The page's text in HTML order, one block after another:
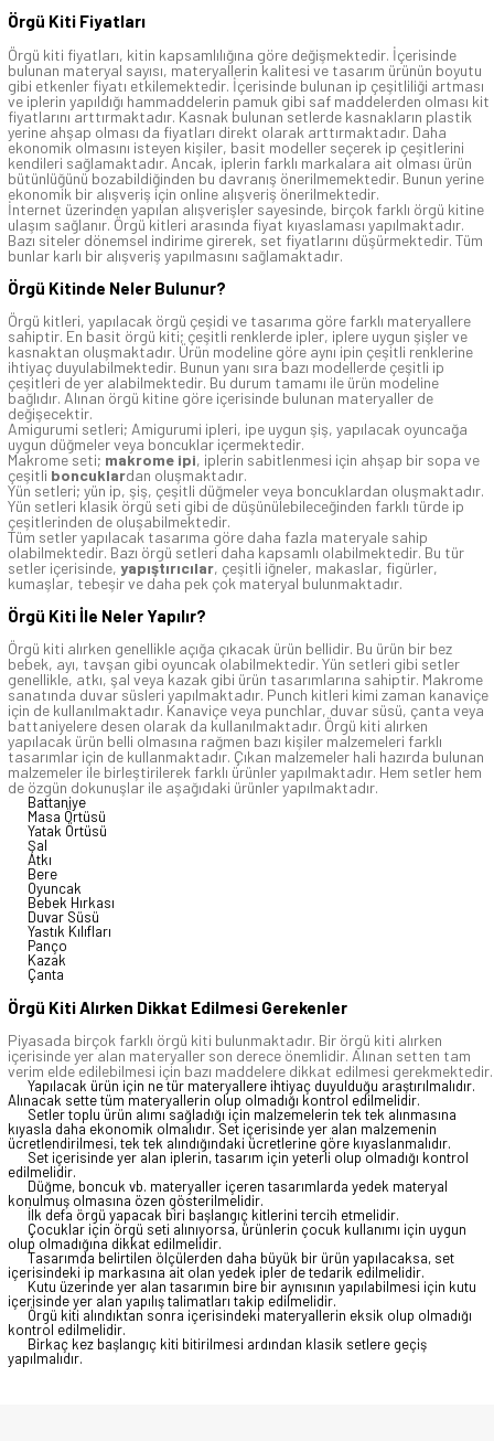
Örgü Kiti Fiyatları
Örgü kiti fiyatları, kitin kapsamlılığına göre değişmektedir. İçerisinde
bulunan materyal sayısı, materyallerin kalitesi ve tasarım ürünün boyutu
gibi etkenler fiyatı etkilemektedir. İçerisinde bulunan ip çeşitliliği artması
ve iplerin yapıldığı hammaddelerin pamuk gibi saf maddelerden olması kit
fiyatlarını arttırmaktadır. Kasnak bulunan setlerde kasnakların plastik
yerine ahşap olması da fiyatları direkt olarak arttırmaktadır. Daha
ekonomik olmasını isteyen kişiler, basit modeller seçerek ip çeşitlerini
kendileri sağlamaktadır. Ancak, iplerin farklı markalara ait olması ürün
bütünlüğünü bozabildiğinden bu davranış önerilmemektedir. Bunun yerine
ekonomik bir alışveriş için online alışveriş önerilmektedir.
İnternet üzerinden yapılan alışverişler sayesinde, birçok farklı örgü kitine
ulaşım sağlanır. Örgü kitleri arasında fiyat kıyaslaması yapılmaktadır.
Bazı siteler dönemsel indirime girerek, set fiyatlarını düşürmektedir. Tüm
bunlar karlı bir alışveriş yapılmasını sağlamaktadır.
Örgü Kitinde Neler Bulunur?
Örgü kitleri, yapılacak örgü çeşidi ve tasarıma göre farklı materyallere
sahiptir. En basit örgü kiti; çeşitli renklerde ipler, iplere uygun şişler ve
kasnaktan oluşmaktadır. Ürün modeline göre aynı ipin çeşitli renklerine
ihtiyaç duyulabilmektedir. Bunun yanı sıra bazı modellerde çeşitli ip
çeşitleri de yer alabilmektedir. Bu durum tamamı ile ürün modeline
bağlıdır. Alınan örgü kitine göre içerisinde bulunan materyaller de
değişecektir.
Amigurumi setleri; Amigurumi ipleri, ipe uygun şiş, yapılacak oyuncağa
uygun düğmeler veya boncuklar içermektedir.
Makrome seti; makrome ipi, iplerin sabitlenmesi için ahşap bir sopa ve
çeşitli boncuklardan oluşmaktadır.
Yün setleri; yün ip, şiş, çeşitli düğmeler veya boncuklardan oluşmaktadır.
Yün setleri klasik örgü seti gibi de düşünülebileceğinden farklı türde ip
çeşitlerinden de oluşabilmektedir.
Tüm setler yapılacak tasarıma göre daha fazla materyale sahip
olabilmektedir. Bazı örgü setleri daha kapsamlı olabilmektedir. Bu tür
setler içerisinde, yapıştırıcılar, çeşitli iğneler, makaslar, figürler,
kumaşlar, tebeşir ve daha pek çok materyal bulunmaktadır.
Örgü Kiti İle Neler Yapılır?
Örgü kiti alırken genellikle açığa çıkacak ürün bellidir. Bu ürün bir bez
bebek, ayı, tavşan gibi oyuncak olabilmektedir. Yün setleri gibi setler
genellikle, atkı, şal veya kazak gibi ürün tasarımlarına sahiptir. Makrome
sanatında duvar süsleri yapılmaktadır. Punch kitleri kimi zaman kanaviçe
için de kullanılmaktadır. Kanaviçe veya punchlar, duvar süsü, çanta veya
battaniyelere desen olarak da kullanılmaktadır. Örgü kiti alırken
yapılacak ürün belli olmasına rağmen bazı kişiler malzemeleri farklı
tasarımlar için de kullanmaktadır. Çıkan malzemeler hali hazırda bulunan
malzemeler ile birleştirilerek farklı ürünler yapılmaktadır. Hem setler hem
de özgün dokunuşlar ile aşağıdaki ürünler yapılmaktadır.
Battaniye
Masa Örtüsü
Yatak Örtüsü
Şal
Atkı
Bere
Oyuncak
Bebek Hırkası
Duvar Süsü
Yastık Kılıfları
Panço
Kazak
Çanta
Örgü Kiti Alırken Dikkat Edilmesi Gerekenler
Piyasada birçok farklı örgü kiti bulunmaktadır. Bir örgü kiti alırken
içerisinde yer alan materyaller son derece önemlidir. Alınan setten tam
verim elde edilebilmesi için bazı maddelere dikkat edilmesi gerekmektedir.
Yapılacak ürün için ne tür materyallere ihtiyaç duyulduğu araştırılmalıdır.
Alınacak sette tüm materyallerin olup olmadığı kontrol edilmelidir.
Setler toplu ürün alımı sağladığı için malzemelerin tek tek alınmasına
kıyasla daha ekonomik olmalıdır. Set içerisinde yer alan malzemenin
ücretlendirilmesi, tek tek alındığındaki ücretlerine göre kıyaslanmalıdır.
Set içerisinde yer alan iplerin, tasarım için yeterli olup olmadığı kontrol
edilmelidir.
Düğme, boncuk vb. materyaller içeren tasarımlarda yedek materyal
konulmuş olmasına özen gösterilmelidir.
İlk defa örgü yapacak biri başlangıç kitlerini tercih etmelidir.
Çocuklar için örgü seti alınıyorsa, ürünlerin çocuk kullanımı için uygun
olup olmadığına dikkat edilmelidir.
Tasarımda belirtilen ölçülerden daha büyük bir ürün yapılacaksa, set
içerisindeki ip markasına ait olan yedek ipler de tedarik edilmelidir.
Kutu üzerinde yer alan tasarımın bire bir aynısının yapılabilmesi için kutu
içerisinde yer alan yapılış talimatları takip edilmelidir.
Örgü kiti alındıktan sonra içerisindeki materyallerin eksik olup olmadığı
kontrol edilmelidir.
Birkaç kez başlangıç kiti bitirilmesi ardından klasik setlere geçiş
yapılmalıdır.